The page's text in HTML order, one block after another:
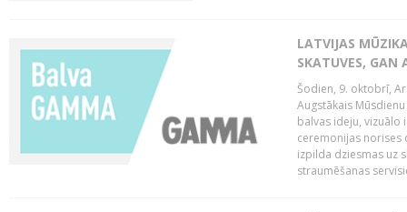
LATVIJAS
SKATUVES, GAN
Šodien, 9. oktobrī,
Augstākais
balvas ideju,
ceremonijas norises
izpilda dziesmas uz
straumēšanas